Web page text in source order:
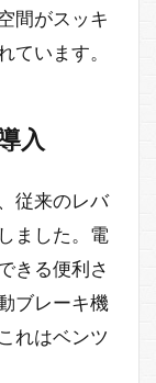
間がスッキ
ています。
入
従来のレバ
ました。電
きる便利さ
ブレーキ機
れはベンツ